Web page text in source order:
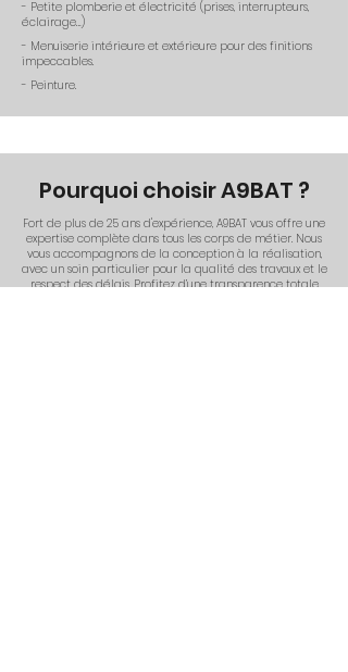
- Petite plomberie et électricité (prises, interrupteurs,
éclairage…)
- Menuiserie intérieure et extérieure pour des finitions
impeccables.
- Peinture.
Pourquoi choisir A9BAT ?
Fort de plus de 25 ans d'expérience, A9BAT vous offre une
expertise complète dans tous les corps de métier. Nous
vous accompagnons de la conception à la réalisation,
avec un soin particulier pour la qualité des travaux et le
respect des délais. Profitez d’une transparence totale